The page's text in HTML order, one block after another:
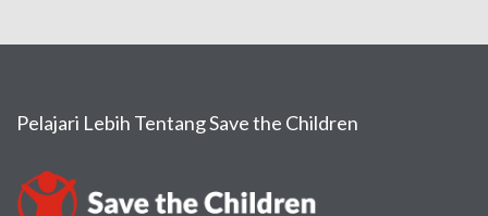
Pelajari Lebih Tentang Save the Children